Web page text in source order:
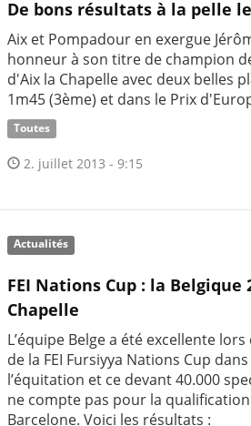
De bons résultats à la pelle
Aix et Pompadour en exergue
honneur à son titre de champion
d'Aix la Chapelle avec deux belles
1m45 (3ème) et dans le Prix
Toutes
2. juillet 2013 - 9:15
Actualités
FEI Nations Cup : la Belgique
Chapelle
L’équipe Belge a été excellente
de la FEI Fursiyya Nations Cup
l’équitation et ce devant 40.000
ne compte pas pour la
Barcelone. Voici les résultats :